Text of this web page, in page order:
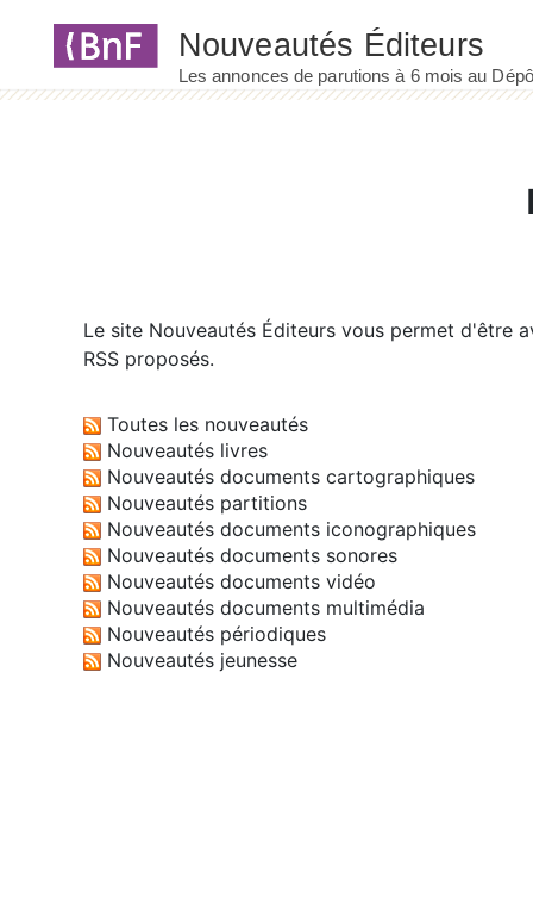
Le site Nouveautés Éditeurs vous permet d'être
RSS proposés.
Toutes les nouveautés
Nouveautés livres
Nouveautés documents cartographiques
Nouveautés partitions
Nouveautés documents iconographiques
Nouveautés documents sonores
Nouveautés documents vidéo
Nouveautés documents multimédia
Nouveautés périodiques
Nouveautés jeunesse